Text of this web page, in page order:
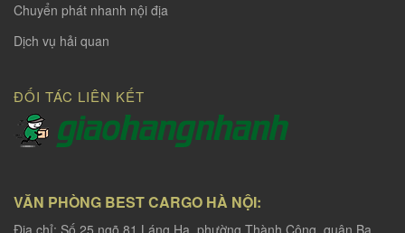
Chuyển phát nhanh nội địa
Dịch vụ hải quan
ĐỐI TÁC LIÊN KẾT
VĂN PHÒNG BEST CARGO HÀ NỘI:
Địa chỉ: Số 25 ngõ 81 Láng Hạ, phường Thành Công, quận Ba